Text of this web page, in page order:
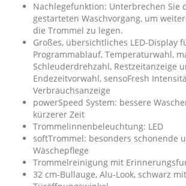
Nachlegefunktion: Unterbrechen Sie
gestarteten Waschvorgang, um
die Trommel zu legen.
Großes, übersichtliches LED-Display
Programmablauf, Temperaturwahl,
Schleuderdrehzahl, Restzeitanzeige
Endezeitvorwahl, sensoFresh
Verbrauchsanzeige
powerSpeed System: bessere
kürzerer Zeit
Trommelinnenbeleuchtung: LED
softTrommel: besonders schonende
Wäschepflege
Trommelreinigung mit
32 cm-Bullauge, Alu-Look, schwarz